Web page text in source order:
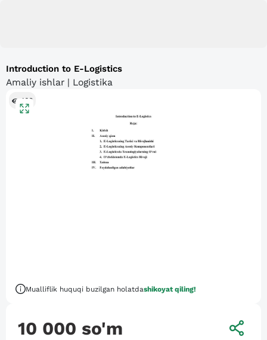
Introduction to E-Logistics
Amaliy ishlar | Logistika
166
Mualliflik huquqi buzilgan holatdashikoyat qiling!
10 000 so'm